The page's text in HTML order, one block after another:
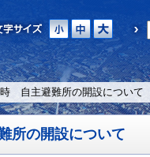
自主避難所の開設について
所の開設について